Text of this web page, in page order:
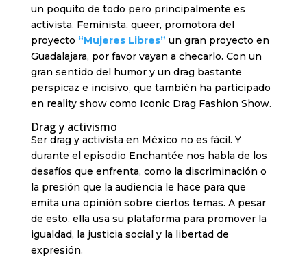
un poquito de todo pero principalmente es
activista. Feminista, queer, promotora del
proyecto “Mujeres Libres” un gran proyecto en
Guadalajara, por favor vayan a checarlo. Con un
gran sentido del humor y un drag bastante
perspicaz e incisivo, que también ha participado
en reality show como Iconic Drag Fashion Show.
Drag y activismo
Ser drag y activista en México no es fácil. Y
durante el episodio Enchantée nos habla de los
desafíos que enfrenta, como la discriminación o
la presión que la audiencia le hace para que
emita una opinión sobre ciertos temas. A pesar
de esto, ella usa su plataforma para promover la
igualdad, la justicia social y la libertad de
expresión.